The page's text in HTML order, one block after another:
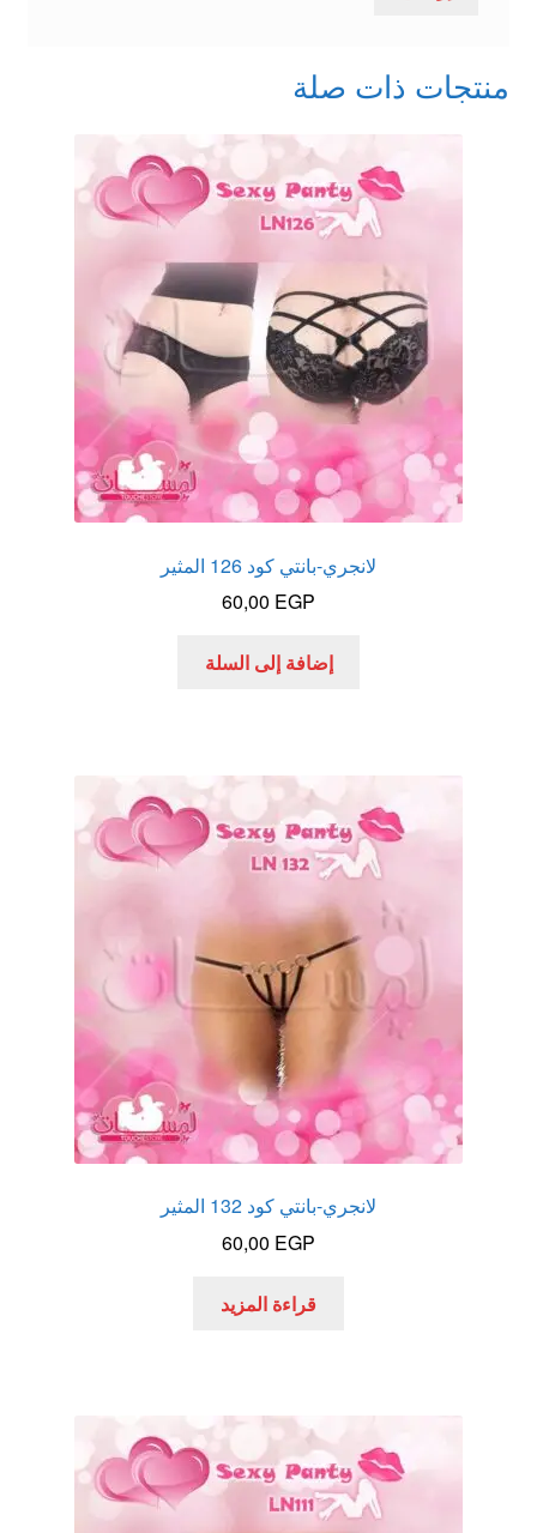
منتجات ذات صلة
لانجري-بانتي كود 126 المثير
60,00 EGP
إضافة إلى السلة
لانجري-بانتي كود 132 المثير
60,00 EGP
قراءة المزيد